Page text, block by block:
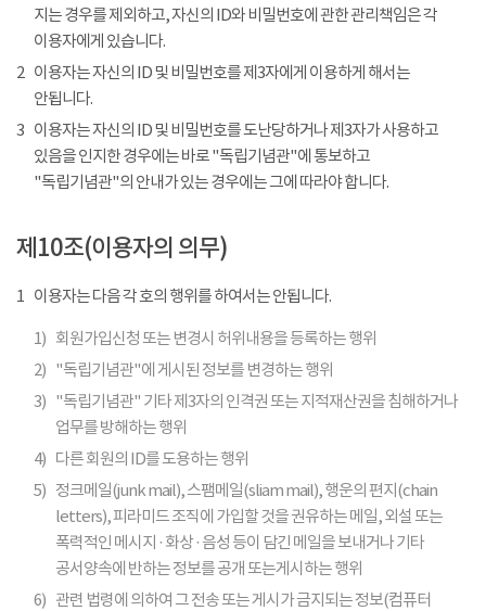
지는 경우를 제외하고, 자신의 ID와 비밀번호에 관한 관리책임은 각
이용자에게 있습니다.
2 이용자는 자신의 ID 및 비밀번호를 제3자에게 이용하게 해서는
안됩니다.
3 이용자는 자신의 ID 및 비밀번호를 도난당하거나 제3자가 사용하고
있음을 인지한 경우에는 바로 "독립기념관"에 통보하고
"독립기념관"의 안내가 있는 경우에는 그에 따라야 합니다.
제10조(이용자의 의무)
1 이용자는 다음 각 호의 행위를 하여서는 안됩니다.
1) 회원가입신청 또는 변경시 허위내용을 등록하는 행위
2) "독립기념관"에 게시된 정보를 변경하는 행위
3) "독립기념관" 기타 제3자의 인격권 또는 지적재산권을 침해하거나
업무를 방해하는 행위
4) 다른 회원의 ID를 도용하는 행위
5) 정크메일(junk mail), 스팸메일(sliam mail), 행운의 편지(chain
letters), 피라미드 조직에 가입할 것을 권유하는 메일, 외설 또는
폭력적인 메시지 · 화상 · 음성 등이 담긴 메일을 보내거나 기타
공서양속에 반하는 정보를 공개 또는게시하는 행위
6) 관련 법령에 의하여 그 전송 또는 게시가 금지되는 정보(컴퓨터